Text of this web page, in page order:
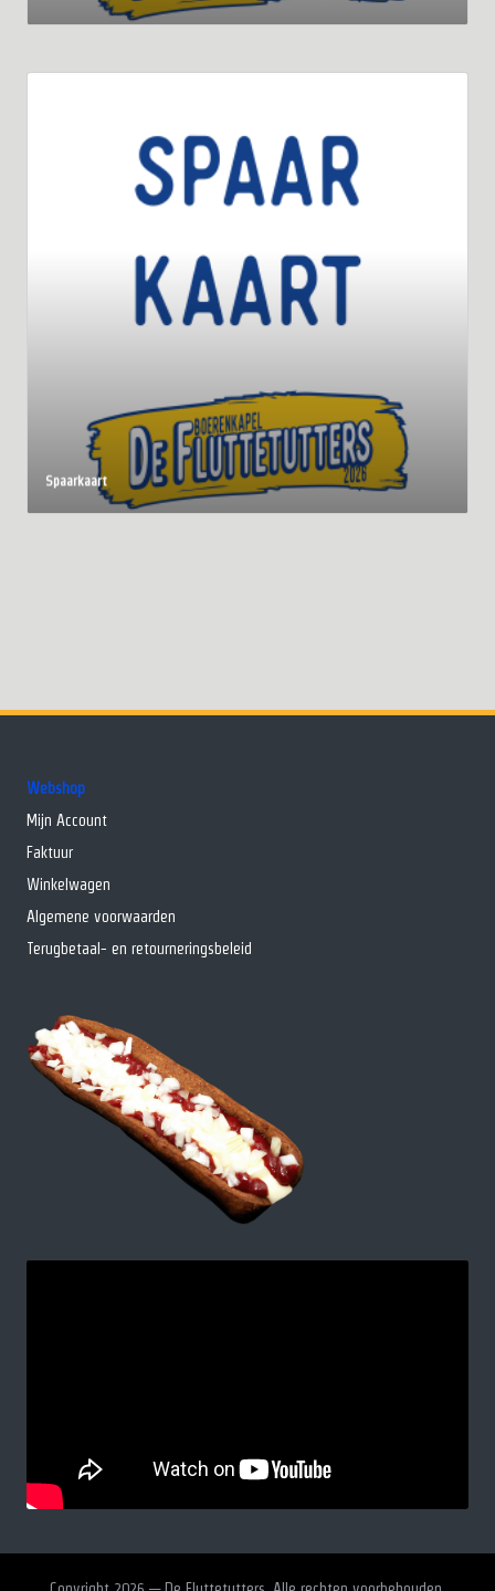
Spaarkaart
Webshop
Mijn Account
Faktuur
Winkelwagen
Algemene voorwaarden
Terugbetaal- en retourneringsbeleid